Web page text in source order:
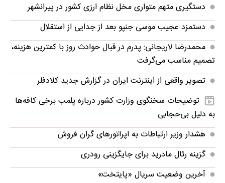
دستگیری متهم متواری مخل نظام ارزی کشور در پیرانشهر
دستمزد عجیب موسی جنپو بعد از جدایی از استقلال
محمدرضا لاریجانی: پدرم در قبال حوادث روز با کمترین هزینه،
تصمیم مناسب می‌گرفت
تصویر واقعی از اینترنت ایران در گزارش جدید کلادفلر
توضیحات سخنگوی وزارت کشور درباره پلمب برخی کافه‌ها
به دلیل بی‌حجابی
هشدار وزیر ارتباطات به اپراتورهای گران فروش
گزینه رئال مادرید برای جایگزینی رودری
آخرین وضعیت سریال «پایتخت»